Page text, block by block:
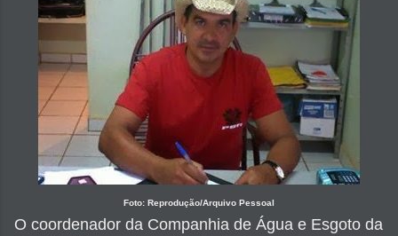
Foto: Reprodução/Arquivo Pessoal
O coordenador da Companhia de Água e Esgoto da